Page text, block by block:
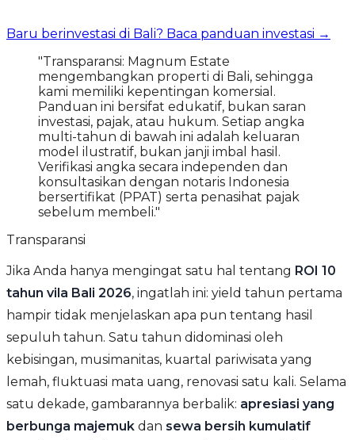
Baru berinvestasi di Bali? Baca panduan investasi →
"Transparansi: Magnum Estate
mengembangkan properti di Bali, sehingga
kami memiliki kepentingan komersial.
Panduan ini bersifat edukatif, bukan saran
investasi, pajak, atau hukum. Setiap angka
multi-tahun di bawah ini adalah keluaran
model ilustratif, bukan janji imbal hasil.
Verifikasi angka secara independen dan
konsultasikan dengan notaris Indonesia
bersertifikat (PPAT) serta penasihat pajak
sebelum membeli."
Transparansi
Jika Anda hanya mengingat satu hal tentang ROI 10
tahun vila Bali 2026, ingatlah ini: yield tahun pertama
hampir tidak menjelaskan apa pun tentang hasil
sepuluh tahun. Satu tahun didominasi oleh
kebisingan, musimanitas, kuartal pariwisata yang
lemah, fluktuasi mata uang, renovasi satu kali. Selama
satu dekade, gambarannya berbalik: apresiasi yang
berbunga majemuk dan sewa bersih kumulatif